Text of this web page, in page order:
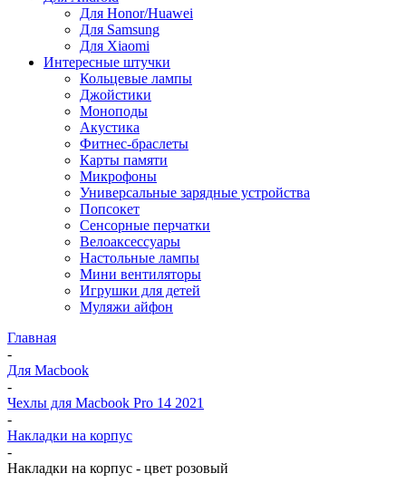
Для Honor/Huawei
Для Samsung
Для Xiaomi
Интересные штучки
Кольцевые лампы
Джойстики
Моноподы
Акустика
Фитнес-браслеты
Карты памяти
Микрофоны
Универсальные зарядные устройства
Попсокет
Сенсорные перчатки
Велоаксессуары
Настольные лампы
Мини вентиляторы
Игрушки для детей
Муляжи айфон
Главная
-
Для Macbook
-
Чехлы для Macbook Pro 14 2021
-
Накладки на корпус
-
Накладки на корпус - цвет розовый